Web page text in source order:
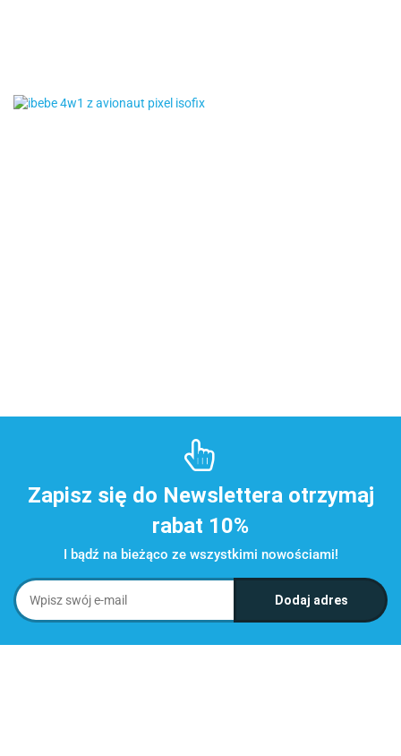
Zapisz się do Newslettera otrzymaj
rabat 10%
I bądź na bieżąco ze wszystkimi nowościami!